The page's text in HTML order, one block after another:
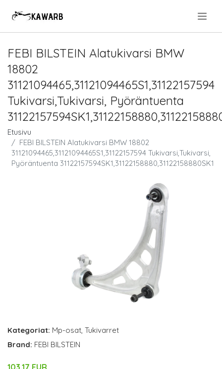
FEBI BILSTEIN Alatukivarsi BMW
18802
31121094465,31121094465S1,31122157594
Tukivarsi,Tukivarsi, Pyöräntuenta
Etusivu
FEBI BILSTEIN Alatukivarsi BMW 18802
31121094465,31121094465S1,31122157594 Tukivarsi,Tukivarsi,
Pyöräntuenta 31122157594SK1,31122158880,31122158880SK1
Kategoriat: Mp-osat Tukivarret
Brand: FEBI BILSTEIN
103.17 EUR